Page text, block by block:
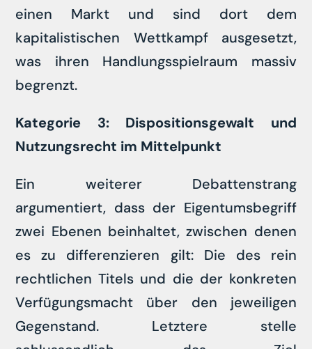
einen Markt und sind dort dem
kapitalistischen Wettkampf ausgesetzt,
was ihren Handlungsspielraum massiv
begrenzt.
Kategorie 3: Dispositionsgewalt und
Nutzungsrecht im Mittelpunkt
Ein weiterer Debattenstrang
argumentiert, dass der Eigentumsbegriff
zwei Ebenen beinhaltet, zwischen denen
es zu differenzieren gilt: Die des rein
rechtlichen Titels und die der konkreten
Verfügungsmacht über den jeweiligen
Gegenstand. Letztere stelle